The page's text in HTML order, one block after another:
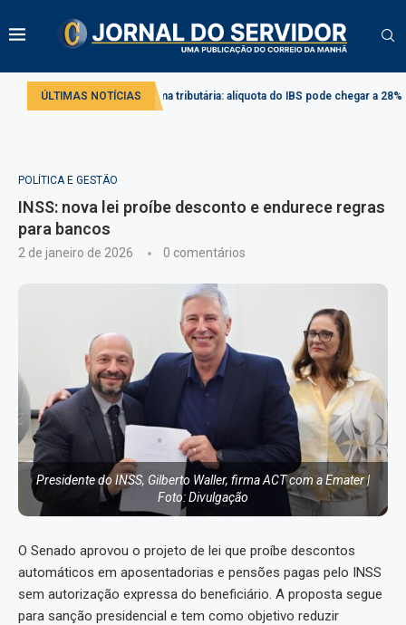
ÚLTIMAS NOTÍCIAS
Reforma tributária: alíquota do IBS pode chegar a 28% em 2033
POLÍTICA E GESTÃO
INSS: nova lei proíbe desconto e endurece regras
para bancos
2 de janeiro de 2026 0 comentários
Presidente do INSS, Gilberto Waller, firma ACT com a Emater |
Foto: Divulgação
O Senado aprovou o projeto de lei que proíbe descontos
automáticos em aposentadorias e pensões pagas pelo INSS
sem autorização expressa do beneficiário. A proposta segue
para sanção presidencial e tem como objetivo reduzir